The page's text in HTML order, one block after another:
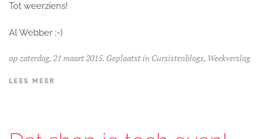
Tot weerziens!
Al Webber ;-)
op zaterdag, 21 maart 2015. Geplaatst in Cursistenblogs, Weekverslag
LEES MEER